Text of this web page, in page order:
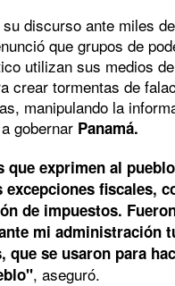
discurso ante miles de
que grupos de
utilizan sus medios de
crear tormentas de
manipulando la
gobernar Panamá.
exprimen al
excepciones fiscales,
de impuestos.
mi administración
que se usaron para
, aseguró.